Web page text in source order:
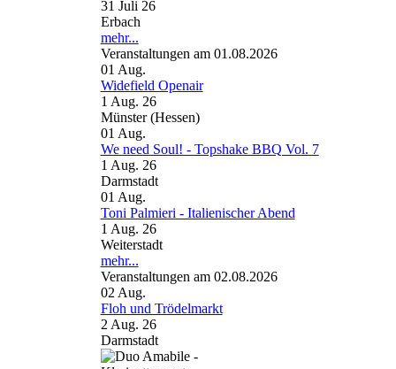
31 Juli 26
Erbach
mehr...
Veranstaltungen am 01.08.2026
01 Aug.
Widefield Openair
1 Aug. 26
Münster (Hessen)
01 Aug.
We need Soul! - Topshake BBQ Vol. 7
1 Aug. 26
Darmstadt
01 Aug.
Toni Palmieri - Italienischer Abend
1 Aug. 26
Weiterstadt
mehr...
Veranstaltungen am 02.08.2026
02 Aug.
Floh und Trödelmarkt
2 Aug. 26
Darmstadt